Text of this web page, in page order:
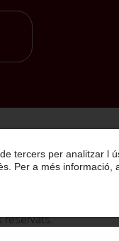
reservats.
de tercers per analitzar
Per a més informació,